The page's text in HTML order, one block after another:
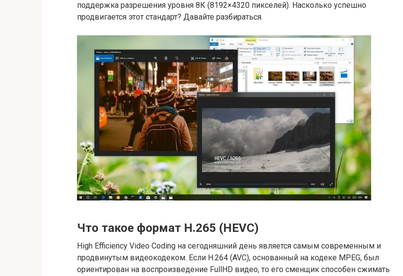
поддержка разрешения уровня 8К (8192×4320 пикселей). Насколько успешно
продвигается этот стандарт? Давайте разбираться.
Что такое формат H.265 (HEVC)
High Efficiency Video Coding на сегодняшний день является самым современным и
продвинутым видеокодеком. Если H.264 (AVC), основанный на кодеке MPEG, был
ориентирован на воспроизведение FullHD видео, то его сменщик способен сжимать